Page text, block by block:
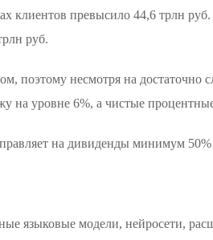
клиентов превысило 44,6 трлн
руб.
поэтому несмотря на
на уровне 6%, а чистые
на дивиденды минимум
языковые модели, нейросети,